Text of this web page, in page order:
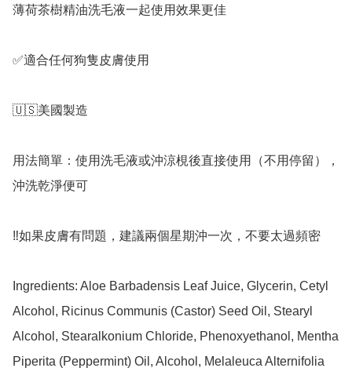
薄荷茶樹精油洗毛液一起使用效果更佳
✅適合任何狗隻皮膚使用
🇺🇸美國製造
用法簡單：使用洗毛液或沖涼梘後直接使用（不用停留），
沖洗乾淨便可
‼️如果皮膚有問題，建議兩個星期沖一次，不要太過頻密
Ingredients: Aloe Barbadensis Leaf Juice, Glycerin, Cetyl
Alcohol, Ricinus Communis (Castor) Seed Oil, Stearyl
Alcohol, Stearalkonium Chloride, Phenoxyethanol, Mentha
Piperita (Peppermint) Oil, Alcohol, Melaleuca Alternifolia